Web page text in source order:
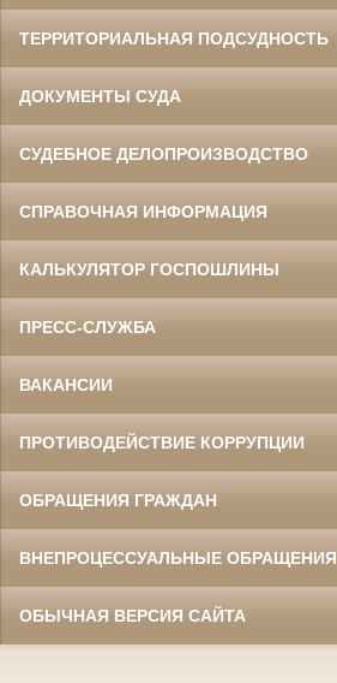
ТЕРРИТОРИАЛЬНАЯ ПОДСУДНОСТЬ
ДОКУМЕНТЫ СУДА
СУДЕБНОЕ ДЕЛОПРОИЗВОДСТВО
СПРАВОЧНАЯ ИНФОРМАЦИЯ
КАЛЬКУЛЯТОР ГОСПОШЛИНЫ
ПРЕСС-СЛУЖБА
ВАКАНСИИ
ПРОТИВОДЕЙСТВИЕ КОРРУПЦИИ
ОБРАЩЕНИЯ ГРАЖДАН
ВНЕПРОЦЕССУАЛЬНЫЕ ОБРАЩЕНИЯ
ОБЫЧНАЯ ВЕРСИЯ САЙТА